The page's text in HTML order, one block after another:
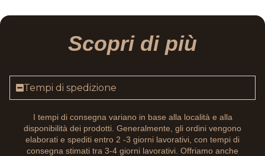
Scopri di più
Tempi di spedizione
I tempi di consegna variano in base alla località e alla
disponibilità dei prodotti. Generalmente, gli ordini vengono
elaborati e spediti entro 2 -3 giorni lavorativi, con tempi di
consegna stimati tra 3-4 giorni lavorativi. Offriamo anche